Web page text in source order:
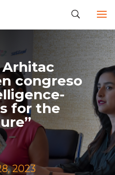
Arhitac
congreso
for the
2023